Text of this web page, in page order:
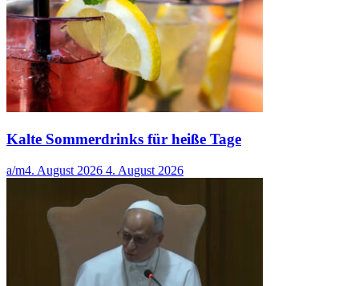
Kalte Sommerdrinks für heiße Tage
a/m4. August 2026 4. August 2026